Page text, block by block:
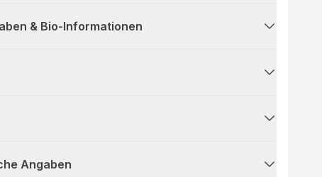
& Bio-Informationen
Angaben